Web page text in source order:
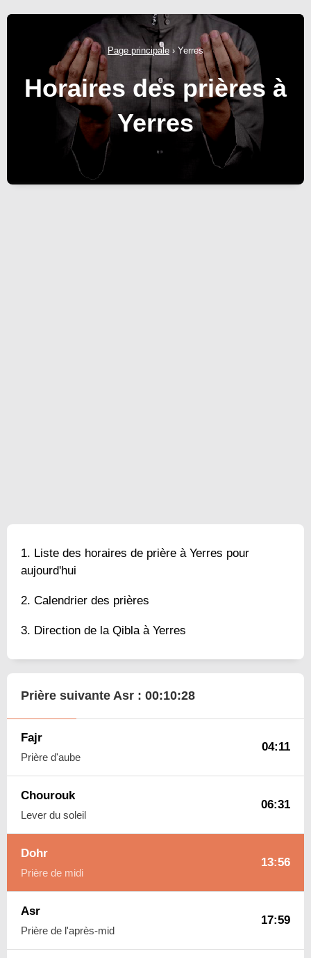
Page principale › Yerres
Horaires des prières à
Yerres
Liste des horaires de prière à Yerres pour
aujourd'hui
Calendrier des prières
Direction de la Qibla à Yerres
Prière suivante Asr : 00:10:27
Fajr
Prière d'aube
04:11
Chourouk
Lever du soleil
06:31
Dohr
Prière de midi
13:56
Asr
Prière de l'après-mid
17:59